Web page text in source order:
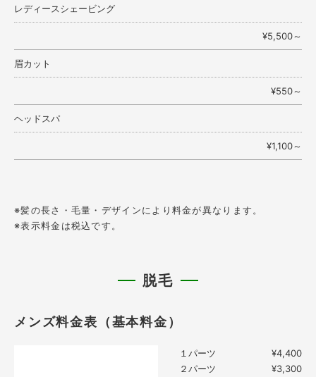
レディースシェービング
¥5,500～
眉カット
¥550～
ヘッドスパ
¥1,100～
※髪の長さ・毛量・デザインにより料金が異なります。
※表示料金は税込です。
脱毛
メンズ料金表（基本料金）
１パーツ
¥4,400
２パーツ
¥3,300